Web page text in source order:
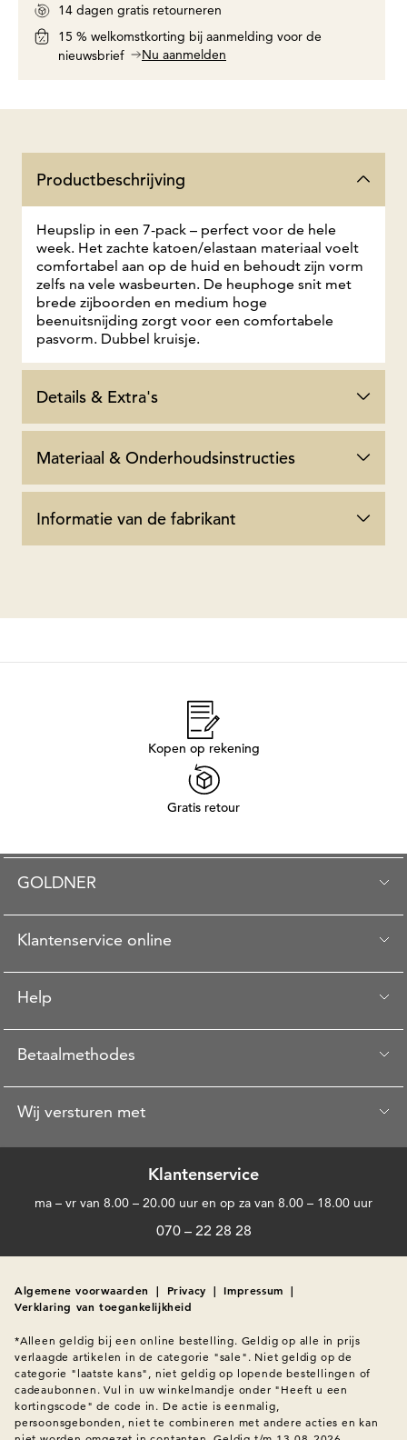
14 dagen gratis retourneren
15 % welkomstkorting bij aanmelding voor de
nieuwsbrief
Nu aanmelden
Productbeschrijving
Heupslip in een 7-pack – perfect voor de hele
week. Het zachte katoen/elastaan materiaal voelt
comfortabel aan op de huid en behoudt zijn vorm
zelfs na vele wasbeurten. De heuphoge snit met
brede zijboorden en medium hoge
beenuitsnijding zorgt voor een comfortabele
pasvorm. Dubbel kruisje.
Details & Extra's
Materiaal & Onderhoudsinstructies
Informatie van de fabrikant
Kopen op rekening
Gratis retour
GOLDNER
Klantenservice online
Help
Betaalmethodes
Wij versturen met
Klantenservice
ma – vr van 8.00 – 20.00 uur en op za van 8.00 – 18.00 uur
070 – 22 28 28
Algemene voorwaarden | Privacy | Impressum |
Verklaring van toegankelijkheid
*Alleen geldig bij een online bestelling. Geldig op alle in prijs
verlaagde artikelen in de categorie "sale". Niet geldig op de
categorie "laatste kans", niet geldig op lopende bestellingen of
cadeaubonnen. Vul in uw winkelmandje onder "Heeft u een
kortingscode" de code in. De actie is eenmalig,
persoonsgebonden, niet te combineren met andere acties en kan